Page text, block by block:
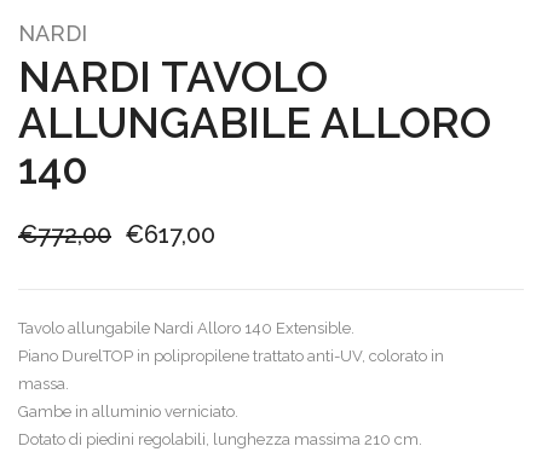
NARDI
NARDI TAVOLO
ALLUNGABILE ALLORO
140
€772,00 Il
era:
€617,00
è:
Tavolo allungabile Nardi Alloro 140 Extensible.
Piano DurelTOP in polipropilene trattato anti-UV, colorato in
massa.
Gambe in alluminio verniciato.
Dotato di piedini regolabili, lunghezza massima 210 cm.